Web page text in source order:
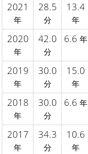
2021
年
28.5
分
13.4
年
2020
年
42.0
分
6.6 年
2019
年
30.0
分
15.0
年
2018
年
30.0
分
6.6 年
2017
年
34.3
分
10.6
年